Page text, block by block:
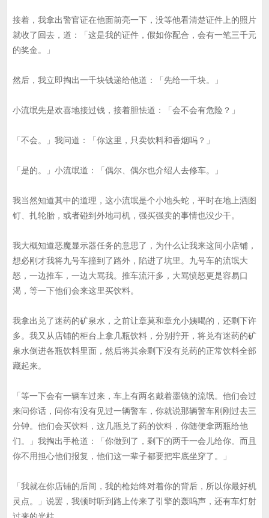
接着，我拿出警官证在他面前亮一下，没等他看清楚证件上的照片
就收了回去，道：「这是我的证件，假如你配合，会有一笔三千元
的奖金。」
然后，我立即掏出一千块钱递给他道：「先给一千块。」
小流氓先是欢喜地接过钱，接着胆怯道：「会不会有危险？」
「不会。」我问道：「你这里，只卖饮料和香烟吗？」
「是的。」小流氓道：「偶尔、偶尔也介绍人去修车。」
我当然知道其中的道理，这小流氓是个小地头蛇，平时在地上洒图
钉、扎轮胎，或者碰到外地司机，强买强卖的事情也没少干。
我大概知道恶魔显示器任务的意思了，为什么让我来这间小店铺，
想必刚才我将九号车撞到了路外，陷进了坑里。九号车的流氓大
怒，一边推车，一边大骂我。推车流汗多，大骂愤怒更是容易口
渴，等一下他们会来这里买饮料。
我拿出兑了迷药的矿泉水，之前让章莫和章允小姨喝的，还剩下许
多。我又从店铺的柜台上拿几瓶饮料，分别拧开，将兑有迷药的矿
泉水倒进各瓶饮料里面，然后将其余剩下没有兑药的正常饮料全部
藏起来。
「等一下会有一辆车过来，车上有两名戴着墨镜的流氓。他们会过
来问你话，问你有没有见过一辆警车，你就说那辆警车刚刚过去三
分钟。他们会买饮料，这几瓶兑了药的饮料，你随便拿两瓶给他
们。」我掏出手枪道：「你做到了，剩下的两千一会儿给你。而且
你不用担心他们报复，他们这一辈子都要把牢底坐穿了。」
「我就在你店铺的后间，我的枪始终对着你的背后，所以你最好机
灵点。」说罢，我顿时听到路上传来了引擎的轰呜声，还有车灯射